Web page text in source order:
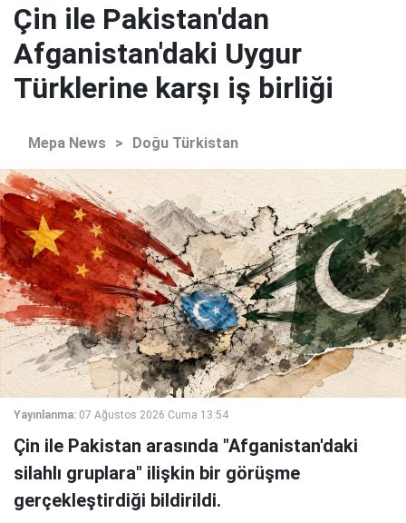
Çin ile Pakistan'dan
Afganistan'daki Uygur
Türklerine karşı iş birliği
Mepa News > Doğu Türkistan
Yayınlanma: 07 Ağustos 2026 Cuma 13:54
Çin ile Pakistan arasında "Afganistan'daki
silahlı gruplara" ilişkin bir görüşme
gerçekleştirdiği bildirildi.